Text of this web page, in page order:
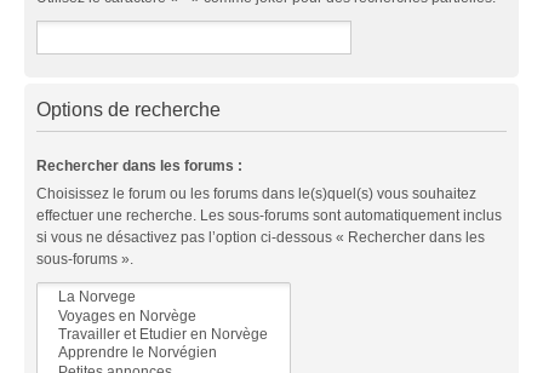
Options de recherche
Rechercher dans les forums :
Choisissez le forum ou les forums dans le(s)quel(s) vous souhaitez
effectuer une recherche. Les sous-forums sont automatiquement inclus
si vous ne désactivez pas l’option ci-dessous « Rechercher dans les
sous-forums ».